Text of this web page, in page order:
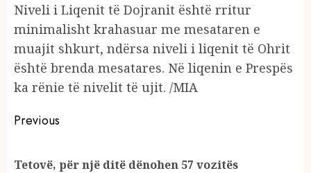
Niveli i Liqenit të Dojranit është rritur
minimalisht krahasuar me mesataren e
muajit shkurt, ndërsa niveli i liqenit të Ohrit
është brenda mesatares. Në liqenin e Prespës
ka rënie të nivelit të ujit. /MIA
Continue
Previous
Tetovë, për një ditë dënohen 57 vozitës